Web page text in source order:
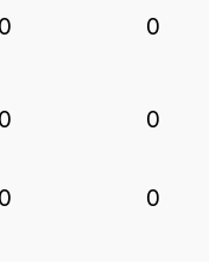
0 0
0 0
0 0